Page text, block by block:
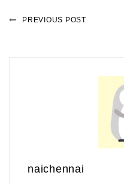
PREVIOUS POST
naichennai